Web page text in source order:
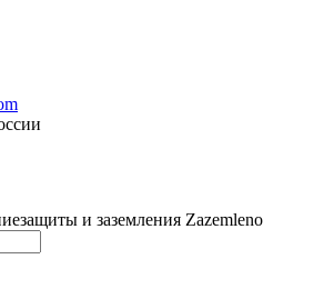
и заземления Zazemleno